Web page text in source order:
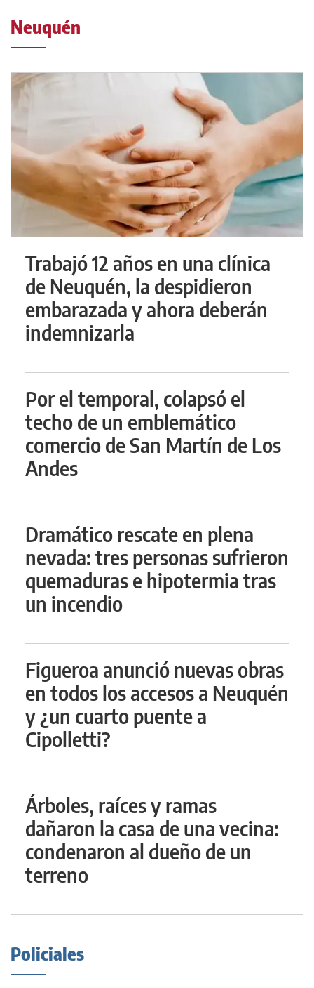
Neuquén
Trabajó 12 años en una clínica
de Neuquén, la despidieron
embarazada y ahora deberán
indemnizarla
Por el temporal, colapsó el
techo de un emblemático
comercio de San Martín de Los
Andes
Dramático rescate en plena
nevada: tres personas sufrieron
quemaduras e hipotermia tras
un incendio
Figueroa anunció nuevas obras
en todos los accesos a Neuquén
y ¿un cuarto puente a
Cipolletti?
Árboles, raíces y ramas
dañaron la casa de una vecina:
condenaron al dueño de un
terreno
Policiales